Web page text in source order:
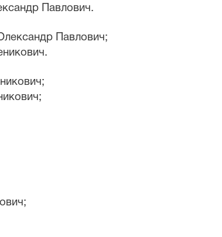
Павлович.
Павлович;